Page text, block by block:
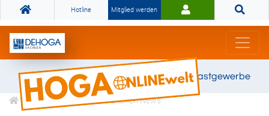
Hotline Mitglied werden
Gemeinsam stark für das Gastgewerbe
Informationen Branchen News